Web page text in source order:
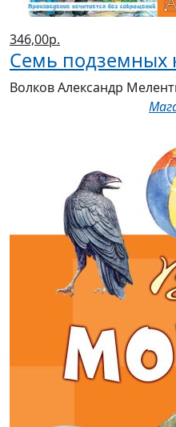
346,00р.
Семь подземных
Волков Александр